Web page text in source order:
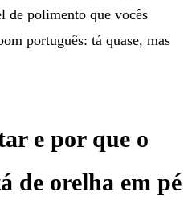
de polimento que vocês
português: tá quase, mas
e por que o
de orelha em pé